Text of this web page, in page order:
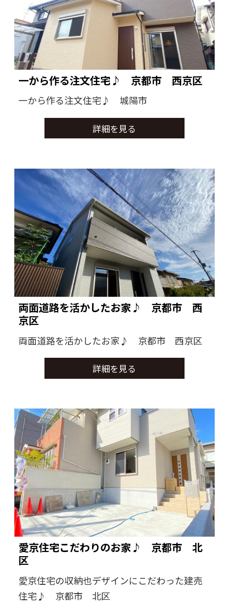
一から作る注文住宅♪ 京都市 西京区
一から作る注文住宅♪ 城陽市
詳細を見る
両面道路を活かしたお家♪ 京都市 西
京区
両面道路を活かしたお家♪ 京都市 西京区
詳細を見る
愛京住宅こだわりのお家♪ 京都市 北
区
愛京住宅の収納也デザインにこだわった建売
住宅♪ 京都市 北区